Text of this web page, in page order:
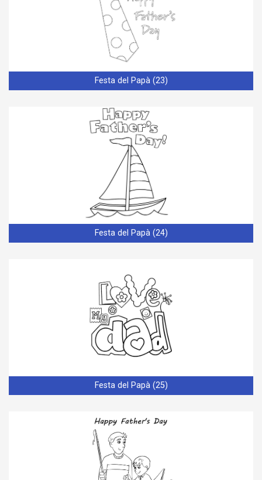
Festa del Papà (23)
Festa del Papà (24)
Festa del Papà (25)